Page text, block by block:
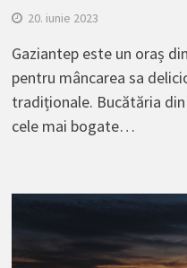
20. iunie 2023
Gaziantep este un oraș
pentru mâncarea sa
tradiționale. Bucătăria
cele mai bogate…